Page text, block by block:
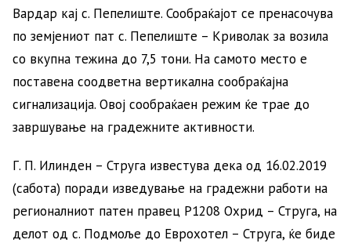
Вардар кај с. Пепелиште. Сообраќајот се пренасочува
по земјениот пат с. Пепелиште – Криволак за возила
со вкупна тежина до 7,5 тони. На самото место e
поставена соодветна вертикална сообраќајна
сигнализација. Овој сообраќаен режим ќе трае до
завршување на градежните активности.
Г. П. Илинден – Струга известува дека од 16.02.2019
(сабота) поради изведување на градежни работи на
регионалниот патен правец Р1208 Охрид – Струга, на
делот од с. Подмоље до Еврохотел – Струга, ќе биде